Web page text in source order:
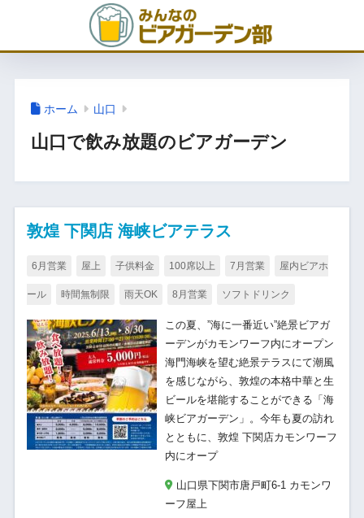
ホーム 山口
山口で飲み放題のビアガーデン
敦煌 下関店 海峡ビアテラス
6月営業 屋上 子供料金 100席以上 7月営業 屋内ビアホ
ール 時間無制限 雨天OK 8月営業 ソフトドリンク
この夏、”海に一番近い”絶景ビアガ
ーデンがカモンワーフ内にオープン
海門海峡を望む絶景テラスにて潮風
を感じながら、敦煌の本格中華と生
ビールを堪能することができる「海
峡ビアガーデン」。今年も夏の訪れ
とともに、敦煌 下関店カモンワーフ
内にオープ
山口県下関市唐戸町6-1 カモンワ
ーフ屋上